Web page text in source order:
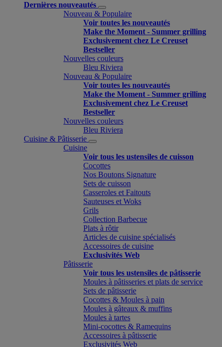
Dernières nouveautés
Nouveau & Populaire
Voir toutes les nouveautés
Make the Moment - Summer grilling
Exclusivement chez Le Creuset
Bestseller
Nouvelles couleurs
Bleu Riviera
Nouveau & Populaire
Voir toutes les nouveautés
Make the Moment - Summer grilling
Exclusivement chez Le Creuset
Bestseller
Nouvelles couleurs
Bleu Riviera
Cuisine & Pâtisserie
Cuisine
Voir tous les ustensiles de cuisson
Cocottes
Nos Boutons Signature
Sets de cuisson
Casseroles et Faitouts
Sauteuses et Woks
Grils
Collection Barbecue
Plats à rôtir
Articles de cuisine spécialisés
Accessoires de cuisine
Exclusivités Web
Pâtisserie
Voir tous les ustensiles de pâtisserie
Moules à pâtisseries et plats de service
Sets de pâtisserie
Cocottes & Moules à pain
Moules à gâteaux & muffins
Moules à tartes
Mini-cocottes & Ramequins
Accessoires à pâtisserie
Exclusivités Web